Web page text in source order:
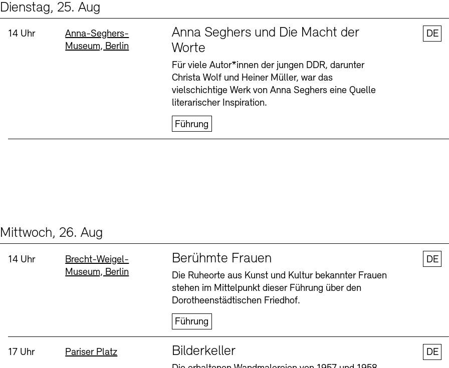
Dienstag, 25. Aug
Uhrzeit:
14 Uhr Standort
Anna-Seghers-
Museum, Berlin
Anna Seghers und Die Macht der
Worte
Für viele Autor*innen der jungen DDR, darunter
Christa Wolf und Heiner Müller, war das
vielschichtige Werk von Anna Seghers eine Quelle
literarischer Inspiration.
Führung
DE
Mittwoch, 26. Aug
Uhrzeit:
14 Uhr Standort
Brecht-Weigel-
Museum, Berlin
Berühmte Frauen
Die Ruheorte aus Kunst und Kultur bekannter Frauen
stehen im Mittelpunkt dieser Führung über den
Dorotheenstädtischen Friedhof.
Führung
DE
Uhrzeit:
17 Uhr Standort
Pariser Platz Bilderkeller
DE